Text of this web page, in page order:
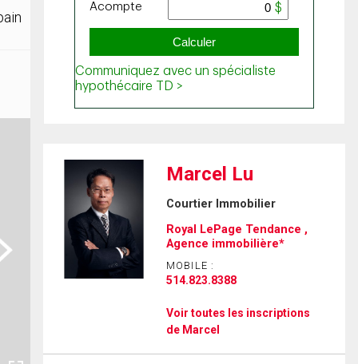
Marcel Lu
Courtier Immobilier
Royal LePage Tendance ,
Agence immobilière*
MOBILE :
514.823.8388
Voir toutes les inscriptions
de Marcel